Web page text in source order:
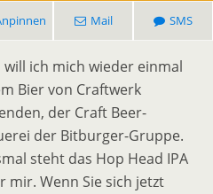
Mail SMS
will ich mich wieder einmal
Bier von Craftwerk
der Craft Beer-
der Bitburger-Gruppe.
steht das Hop Head IPA
mir. Wenn Sie sich jetzt